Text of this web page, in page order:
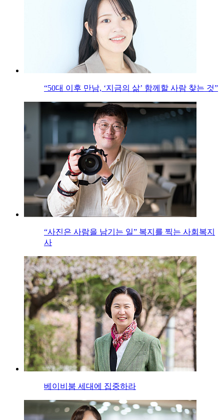
“50대 이후 만남, ‘지금의 삶’ 함께할 사람 찾는 것”
“사진은 사람을 남기는 일” 복지를 찍는 사회복지
사
베이비붐 세대에 집중하라